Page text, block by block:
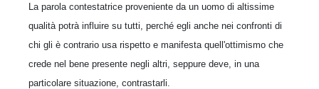
La parola contestatrice proveniente da un uomo di altissime
qualità potrà influire su tutti, perché egli anche nei confronti di
chi gli è contrario usa rispetto e manifesta quell'ottimismo che
crede nel bene presente negli altri, seppure deve, in una
particolare situazione, contrastarli.